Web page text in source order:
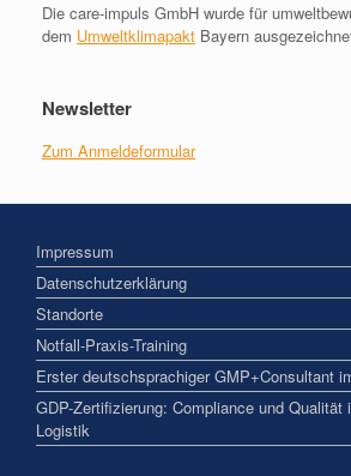
Die care-impuls GmbH wurde für
dem Umweltklimapakt Bayern
Newsletter
Zum Anmeldeformular
Impressum
Datenschutzerklärung
Standorte
Notfall-Praxis-Training
Erster deutschsprachiger GMP+Consultant
GDP-Zertifizierung: Compliance und Qualität
Logistik